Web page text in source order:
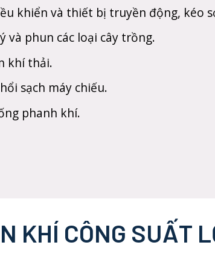
khiển và thiết bị truyền động, kéo
và phun các loại cây trồng.
khí thải.
sạch máy chiếu.
phanh khí.
KHÍ CÔNG SUẤT